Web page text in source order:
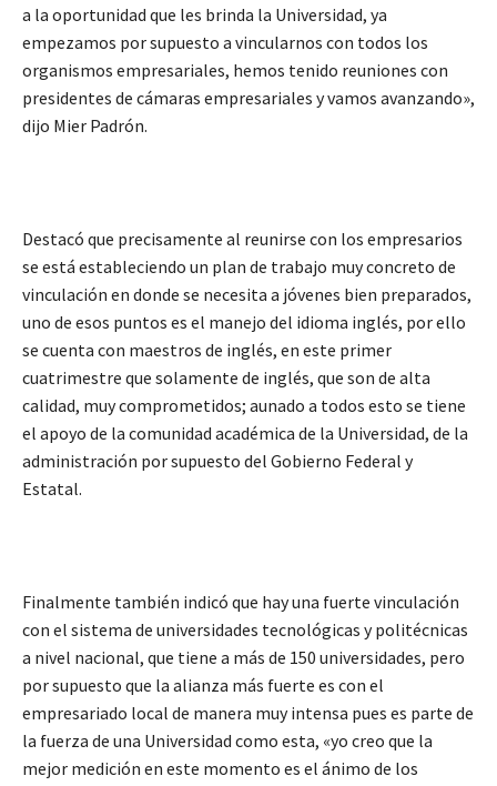
a la oportunidad que les brinda la Universidad, ya
empezamos por supuesto a vincularnos con todos los
organismos empresariales, hemos tenido reuniones con
presidentes de cámaras empresariales y vamos avanzando»,
dijo Mier Padrón.
Destacó que precisamente al reunirse con los empresarios
se está estableciendo un plan de trabajo muy concreto de
vinculación en donde se necesita a jóvenes bien preparados,
uno de esos puntos es el manejo del idioma inglés, por ello
se cuenta con maestros de inglés, en este primer
cuatrimestre que solamente de inglés, que son de alta
calidad, muy comprometidos; aunado a todos esto se tiene
el apoyo de la comunidad académica de la Universidad, de la
administración por supuesto del Gobierno Federal y
Estatal.
Finalmente también indicó que hay una fuerte vinculación
con el sistema de universidades tecnológicas y politécnicas
a nivel nacional, que tiene a más de 150 universidades, pero
por supuesto que la alianza más fuerte es con el
empresariado local de manera muy intensa pues es parte de
la fuerza de una Universidad como esta, «yo creo que la
mejor medición en este momento es el ánimo de los